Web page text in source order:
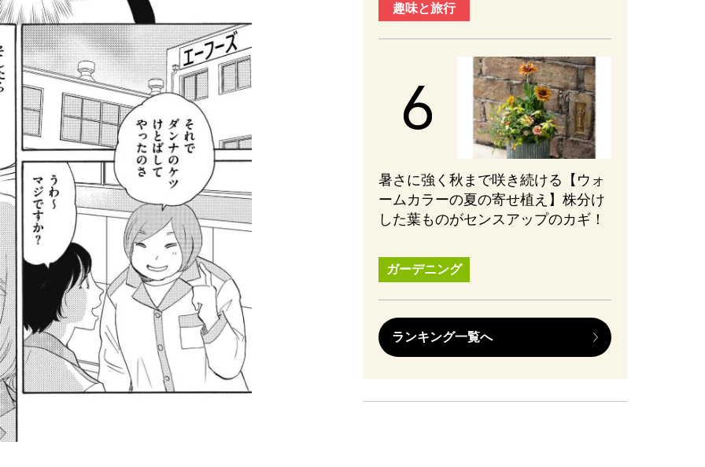
趣味と旅行
暑さに強く秋まで咲き続ける【ウォ
ームカラーの夏の寄せ植え】株分け
した葉ものがセンスアップのカギ！
ガーデニング
ランキング一覧へ